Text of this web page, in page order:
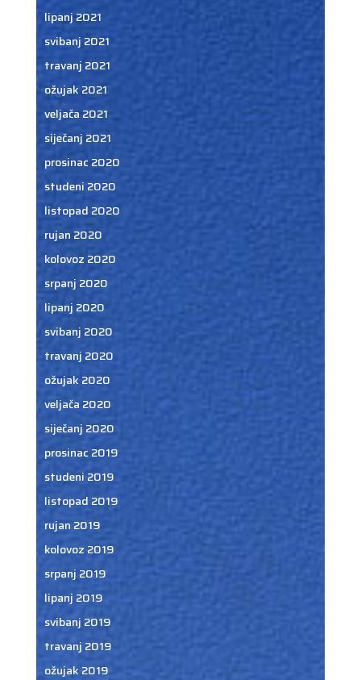
lipanj 2021
svibanj 2021
travanj 2021
ožujak 2021
veljača 2021
siječanj 2021
prosinac 2020
studeni 2020
listopad 2020
rujan 2020
kolovoz 2020
srpanj 2020
lipanj 2020
svibanj 2020
travanj 2020
ožujak 2020
veljača 2020
siječanj 2020
prosinac 2019
studeni 2019
listopad 2019
rujan 2019
kolovoz 2019
srpanj 2019
lipanj 2019
svibanj 2019
travanj 2019
ožujak 2019